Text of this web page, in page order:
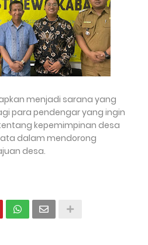
menjadi sarana yang
para pendengar yang ingin
kepemimpinan desa
dalam mendorong
desa.